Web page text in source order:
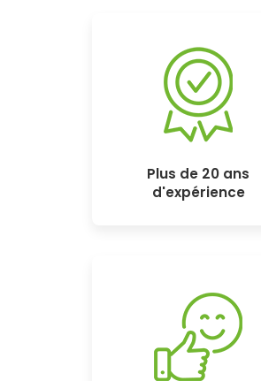
Plus de 20 ans
d'expérience